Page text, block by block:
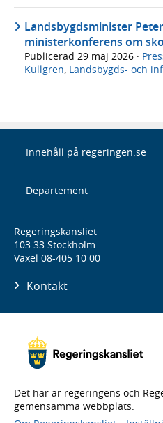
Landsbygdsminister
ministerkonferens om
Publicerad 29 maj 2026 ·
Kullgren Landsbygds- och
Innehåll på regeringen.se
Departement
Regeringskansliet
103 33 Stockholm
Växel 08-405 10 00
Kontakt
Det här är regeringens och
gemensamma webbplats.